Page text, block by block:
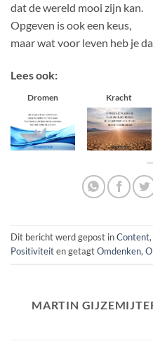
dat de wereld mooi zijn kan.
Opgeven is ook een keus,
maar wat voor leven heb je
Lees ook:
Dromen Kracht
Dit bericht werd gepost inContent,
Positiviteiten getagtOmdenken,
MARTIN